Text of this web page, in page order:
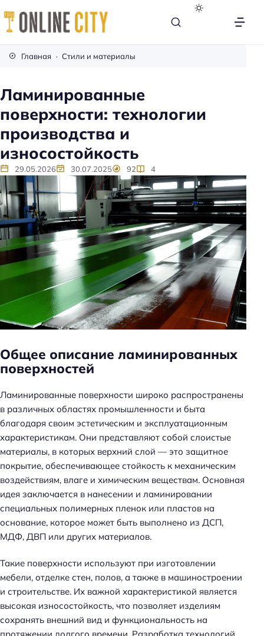
л
ь
а
к
а
ж
д
ы
й
д
е
н
ь
Главная Стили и материалы
Ламинированные
поверхности: технологии
производства и
износостойкость
29.05.2026 30.07.2025 92 4
Общее описание ламинированных
поверхностей
Ламинированные поверхности широко распространены
в различных областях промышленности и быта
благодаря своим эстетическим и эксплуатационным
характеристикам. Они представляют собой слоистые
материалы, в которых верхний слой — это защитное
покрытие, обеспечивающее стойкость к механическим
воздействиям, влаге и химическим веществам. Основная
идея заключается в нанесении и ламинировании
специальных полимерных пленок или пластов на
основание, которое может быть выполнено из ДСП,
МДФ, ДВП или других материалов.
Такие поверхности используют при изготовлении
мебели, отделке стен, полов, а также в машиностроении
и строительстве. Их важной характеристикой является
высокая износостойкость, что позволяет изделиям
сохранять внешний вид и функциональность на